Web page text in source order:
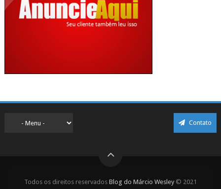
Contato
Todos os direitos reservados Blog do Márcio Wesley © 2021